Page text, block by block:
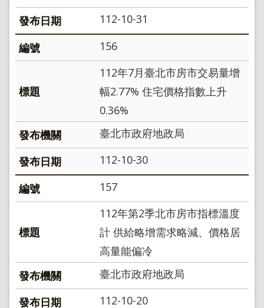
112-10-31
156
112年7月臺北市房市交易量增
幅2.77% 住宅價格指數上升
0.36%
臺北市政府地政局
112-10-30
157
112年第2季北市房市指標溫度
計 供給略增需求略減、價格居
高量能偏冷
臺北市政府地政局
112-10-20